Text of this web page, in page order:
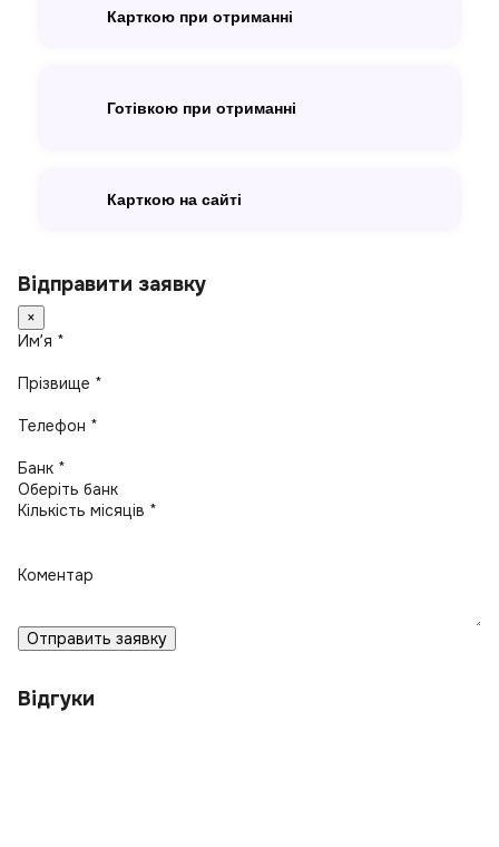
Карткою при отриманні
Готівкою при отриманні
Карткою на сайті
Відправити заявку
×
Имʼя *
Прізвище *
Телефон *
Банк *
Кількість місяців *
Коментар
Отправить заявку
Відгуки